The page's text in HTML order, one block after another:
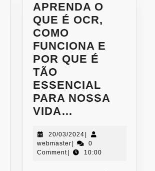
APRENDA O
QUE É OCR,
COMO
FUNCIONA E
POR QUE É
TÃO
ESSENCIAL
PARA NOSSA
VIDA…
20/03/2024
webmaster
0
Comment
10:00